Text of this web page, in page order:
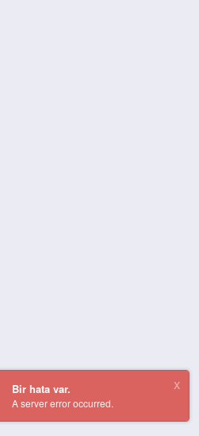
Bir hata var.
A server error occurred.